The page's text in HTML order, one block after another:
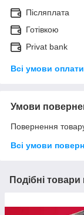
Післяплата
Готівкою
Privat bank
Всі умови оплати
Умови
Повернення
Всі умови
Подібні товари